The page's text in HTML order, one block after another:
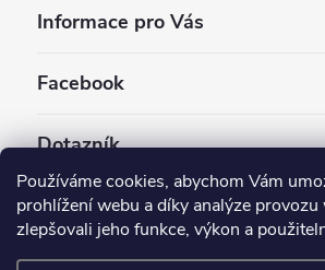
Používáme cookies, abychom Vám
prohlížení webu a díky analýze provozu
zlepšovali jeho funkce, výkon a
Informace pro Vás
Facebook
Dotazník
Jaký styl vapování vám